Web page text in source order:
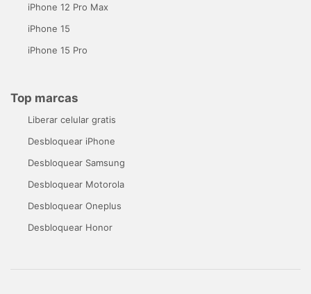
iPhone 12 Pro Max
iPhone 15
iPhone 15 Pro
Top marcas
Liberar celular gratis
Desbloquear iPhone
Desbloquear Samsung
Desbloquear Motorola
Desbloquear Oneplus
Desbloquear Honor